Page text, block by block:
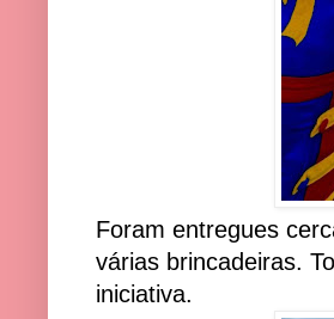
Foram entregues
várias brincadeiras.
iniciativa.